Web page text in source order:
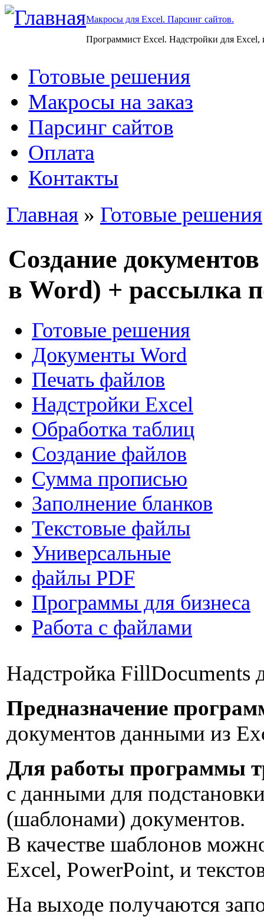
Макросы для Excel. Парсинг сайтов.
Программист Excel. Надстройки для Excel,
Готовые решения
Макросы на заказ
Парсинг сайтов
Оплата
Контакты
Главная » Готовые решения
Создание
в Word) + рассылка
Готовые решения
Документы Word
Печать файлов
Надстройки Excel
Обработка таблиц
Создание файлов
Сумма прописью
Заполнение бланков
Текстовые файлы
Универсальные
файлы PDF
Программы для бизнеса
Работа с файлами
Надстройка FillDocuments
Предназначение
документов данными из
Для работы программы
с данными для
(шаблонами) документов.
В качестве шаблонов
Excel, PowerPoint, и
На выходе получаются